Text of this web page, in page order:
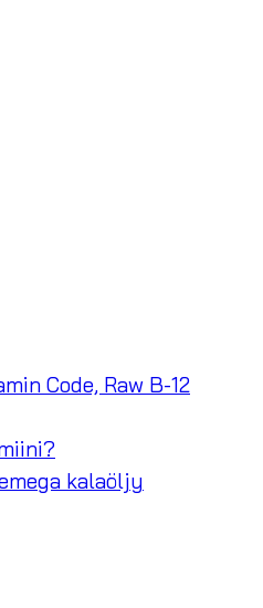
Code, Raw B-12
kalaöljy